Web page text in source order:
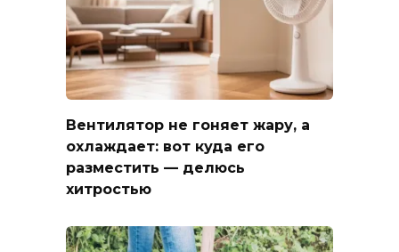
Вентилятор не гоняет жару, а
охлаждает: вот куда его
разместить — делюсь
хитростью